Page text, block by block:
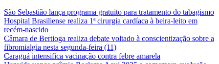
São Sebastião lança programa gratuito para tratamento do tabagismo
Hospital Brasiliense realiza 1ª cirurgia cardíaca à beira-leito em
recém-nascido
Câmara de Bertioga realiza debate voltado à conscientização sobre a
fibromialgia nesta segunda-feira (11)
Caraguá intensifica vacinação contra febre amarela